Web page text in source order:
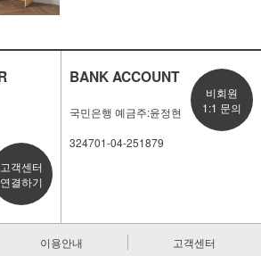
고객센터
연결하기
BANK ACCOUNT
국민은행 예금주:윤정현
324701-04-251879
비회원
1:1 문의
이용안내 고객센터